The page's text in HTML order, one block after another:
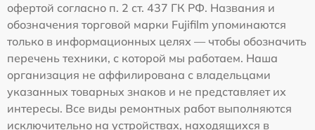
офертой согласно п. 2 ст. 437 ГК РФ. Названия и
обозначения торговой марки Fujifilm упоминаются
только в информационных целях — чтобы обозначить
перечень техники, с которой мы работаем. Наша
организация не аффилирована с владельцами
указанных товарных знаков и не представляет их
интересы. Все виды ремонтных работ выполняются
исключительно на устройствах, находящихся в